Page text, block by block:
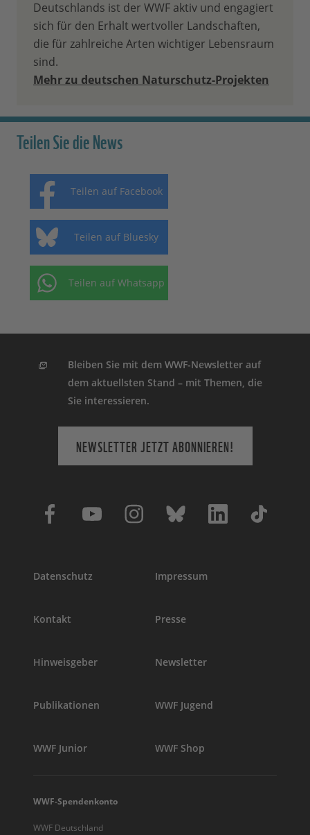
Deutschlands ist der WWF aktiv und engagiert
sich für den Erhalt wertvoller Landschaften,
die für zahlreiche Arten wichtiger Lebensraum
sind.
Mehr zu deutschen Naturschutz-Projekten
Teilen Sie die News
Teilen auf Facebook
Teilen auf Bluesky
Teilen auf Whatsapp
Bleiben Sie mit dem WWF-Newsletter auf
dem aktuellsten Stand – mit Themen, die
Sie interessieren.
NEWSLETTER JETZT ABONNIEREN!
Datenschutz Impressum
Kontakt Presse
Hinweisgeber Newsletter
Publikationen WWF Jugend
WWF Junior WWF Shop
WWF-Spendenkonto
WWF Deutschland